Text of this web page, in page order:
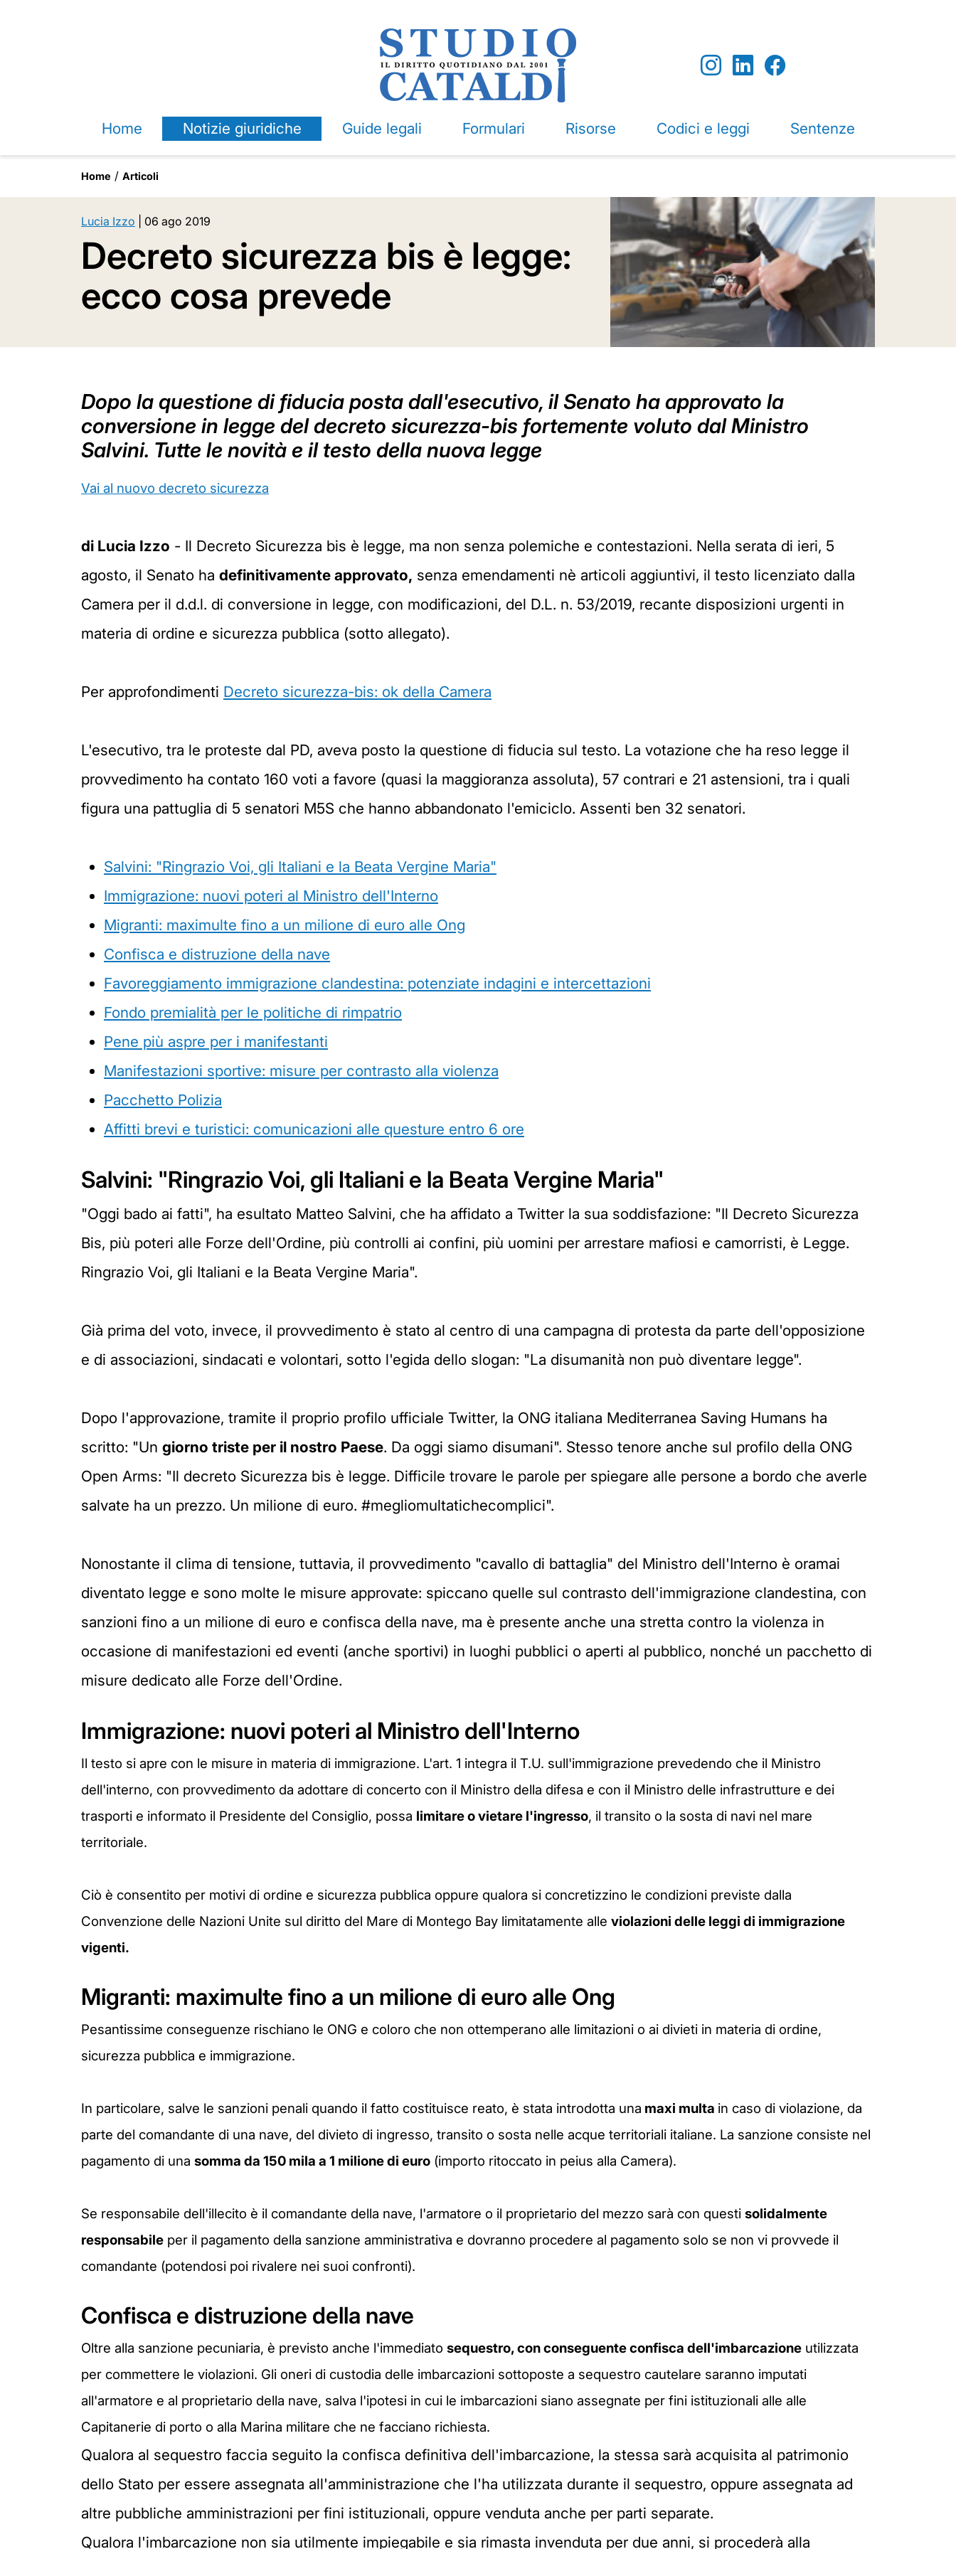
Home Notizie giuridiche Guide legali Formulari Risorse Codici e leggi Sentenze
Home Articoli
Lucia Izzo 06 ago 2019
Decreto sicurezza bis è legge:
ecco cosa prevede
Dopo la questione di fiducia posta dall'esecutivo, il Senato ha approvato la
conversione in legge del decreto sicurezza-bis fortemente voluto dal Ministro
Salvini. Tutte le novità e il testo della nuova legge
Vai al nuovo decreto sicurezza
di Lucia Izzo - Il Decreto Sicurezza bis è legge, ma non senza polemiche e contestazioni. Nella serata di ieri, 5
agosto, il Senato ha definitivamente approvato, senza emendamenti nè articoli aggiuntivi, il testo licenziato dalla
Camera per il d.d.l. di conversione in legge, con modificazioni, del D.L. n. 53/2019, recante disposizioni urgenti in
materia di ordine e sicurezza pubblica (sotto allegato).
Per approfondimenti Decreto sicurezza-bis: ok della Camera
L'esecutivo, tra le proteste dal PD, aveva posto la questione di fiducia sul testo. La votazione che ha reso legge il
provvedimento ha contato 160 voti a favore (quasi la maggioranza assoluta), 57 contrari e 21 astensioni, tra i quali
figura una pattuglia di 5 senatori M5S che hanno abbandonato l'emiciclo. Assenti ben 32 senatori.
Salvini: "Ringrazio Voi, gli Italiani e la Beata Vergine Maria"
Immigrazione: nuovi poteri al Ministro dell'Interno
Migranti: maximulte fino a un milione di euro alle Ong
Confisca e distruzione della nave
Favoreggiamento immigrazione clandestina: potenziate indagini e intercettazioni
Fondo premialità per le politiche di rimpatrio
Pene più aspre per i manifestanti
Manifestazioni sportive: misure per contrasto alla violenza
Pacchetto Polizia
Affitti brevi e turistici: comunicazioni alle questure entro 6 ore
Salvini: "Ringrazio Voi, gli Italiani e la Beata Vergine Maria"
"Oggi bado ai fatti", ha esultato Matteo Salvini, che ha affidato a Twitter la sua soddisfazione: "Il Decreto Sicurezza
Bis, più poteri alle Forze dell'Ordine, più controlli ai confini, più uomini per arrestare mafiosi e camorristi, è Legge.
Ringrazio Voi, gli Italiani e la Beata Vergine Maria".
Già prima del voto, invece, il provvedimento è stato al centro di una campagna di protesta da parte dell'opposizione
e di associazioni, sindacati e volontari, sotto l'egida dello slogan: "La disumanità non può diventare legge".
Dopo l'approvazione, tramite il proprio profilo ufficiale Twitter, la ONG italiana Mediterranea Saving Humans ha
scritto: "Un giorno triste per il nostro Paese. Da oggi siamo disumani". Stesso tenore anche sul profilo della ONG
Open Arms: "Il decreto Sicurezza bis è legge. Difficile trovare le parole per spiegare alle persone a bordo che averle
salvate ha un prezzo. Un milione di euro. #megliomultatichecomplici".
Nonostante il clima di tensione, tuttavia, il provvedimento "cavallo di battaglia" del Ministro dell'Interno è oramai
diventato legge e sono molte le misure approvate: spiccano quelle sul contrasto dell'immigrazione clandestina, con
sanzioni fino a un milione di euro e confisca della nave, ma è presente anche una stretta contro la violenza in
occasione di manifestazioni ed eventi (anche sportivi) in luoghi pubblici o aperti al pubblico, nonché un pacchetto di
misure dedicato alle Forze dell'Ordine.
Immigrazione: nuovi poteri al Ministro dell'Interno
Il testo si apre con le misure in materia di immigrazione. L'art. 1 integra il T.U. sull'immigrazione prevedendo che il Ministro
dell'interno, con provvedimento da adottare di concerto con il Ministro della difesa e con il Ministro delle infrastrutture e dei
trasporti e informato il Presidente del Consiglio, possa limitare o vietare l'ingresso, il transito o la sosta di navi nel mare
territoriale.
Ciò è consentito per motivi di ordine e sicurezza pubblica oppure qualora si concretizzino le condizioni previste dalla
Convenzione delle Nazioni Unite sul diritto del Mare di Montego Bay limitatamente alle violazioni delle leggi di immigrazione
vigenti.
Migranti: maximulte fino a un milione di euro alle Ong
Pesantissime conseguenze rischiano le ONG e coloro che non ottemperano alle limitazioni o ai divieti in materia di ordine,
sicurezza pubblica e immigrazione.
In particolare, salve le sanzioni penali quando il fatto costituisce reato, è stata introdotta una maxi multa in caso di violazione, da
parte del comandante di una nave, del divieto di ingresso, transito o sosta nelle acque territoriali italiane. La sanzione consiste nel
pagamento di una somma da 150 mila a 1 milione di euro (importo ritoccato in peius alla Camera).
Se responsabile dell'illecito è il comandante della nave, l'armatore o il proprietario del mezzo sarà con questi solidalmente
responsabile per il pagamento della sanzione amministrativa e dovranno procedere al pagamento solo se non vi provvede il
comandante (potendosi poi rivalere nei suoi confronti).
Confisca e distruzione della nave
Oltre alla sanzione pecuniaria, è previsto anche l'immediato sequestro, con conseguente confisca dell'imbarcazione utilizzata
per commettere le violazioni. Gli oneri di custodia delle imbarcazioni sottoposte a sequestro cautelare saranno imputati
all'armatore e al proprietario della nave, salva l'ipotesi in cui le imbarcazioni siano assegnate per fini istituzionali alle alle
Capitanerie di porto o alla Marina militare che ne facciano richiesta.
Qualora al sequestro faccia seguito la confisca definitiva dell'imbarcazione, la stessa sarà acquisita al patrimonio
dello Stato per essere assegnata all'amministrazione che l'ha utilizzata durante il sequestro, oppure assegnata ad
altre pubbliche amministrazioni per fini istituzionali, oppure venduta anche per parti separate.
Qualora l'imbarcazione non sia utilmente impiegabile e sia rimasta invenduta per due anni, si procederà alla